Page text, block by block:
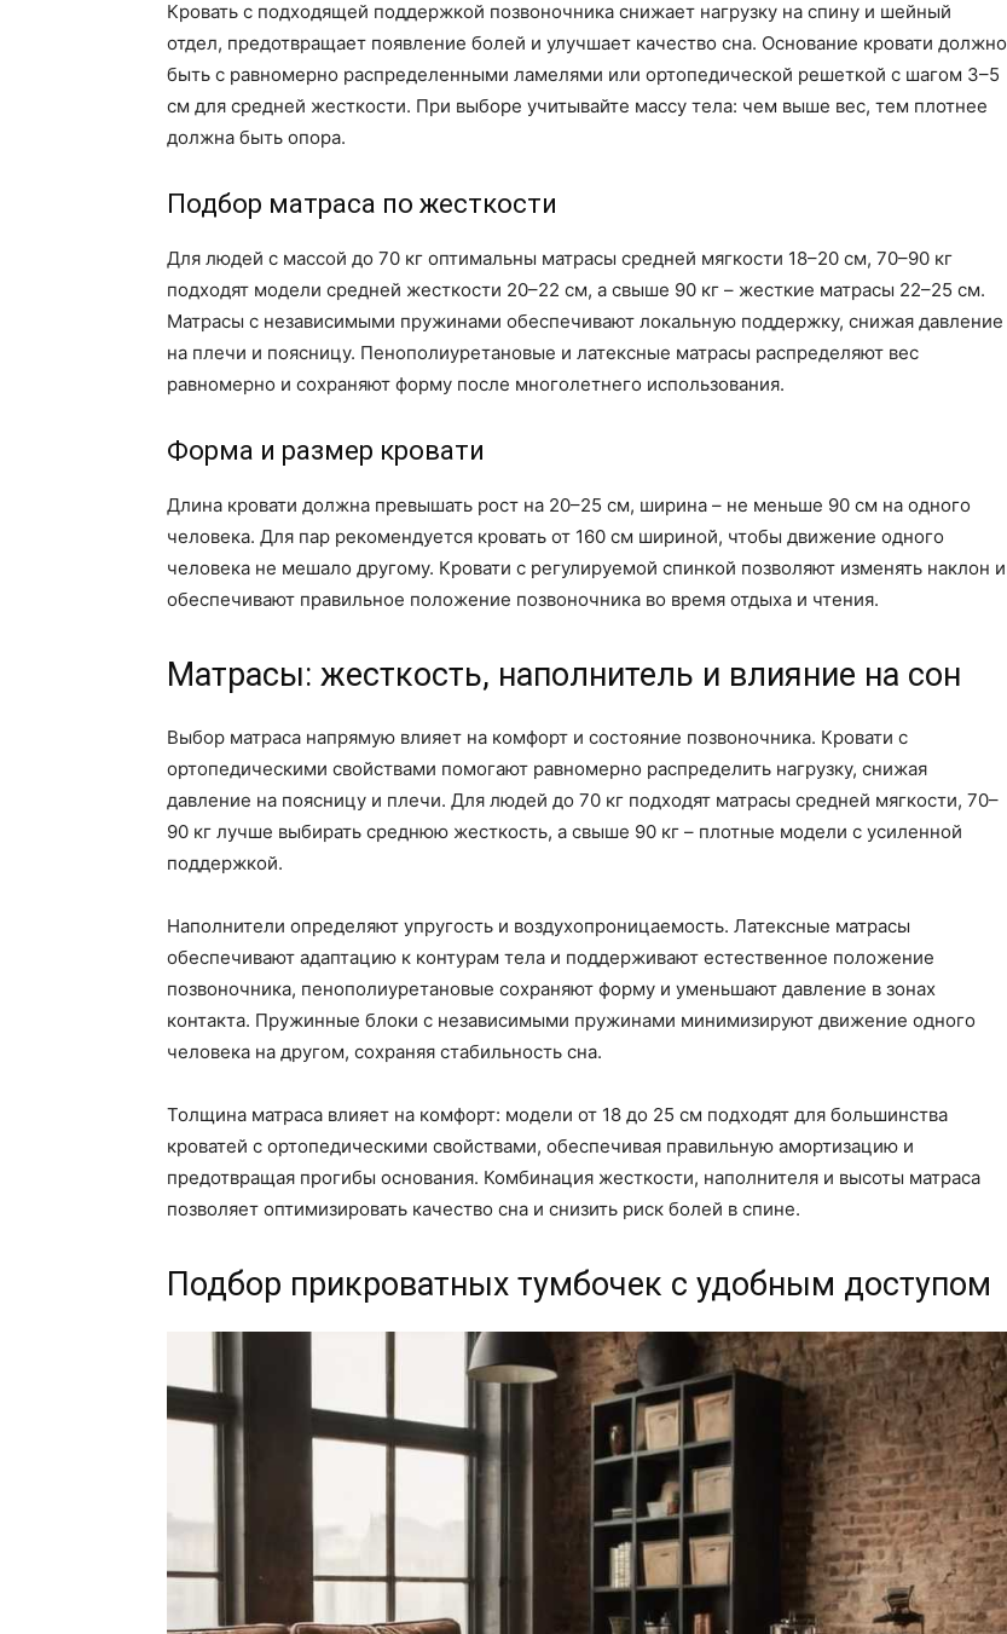
Кровать с подходящей поддержкой позвоночника снижает нагрузку на спину и шейный
отдел, предотвращает появление болей и улучшает качество сна. Основание кровати должно
быть с равномерно распределенными ламелями или ортопедической решеткой с шагом 3–5
см для средней жесткости. При выборе учитывайте массу тела: чем выше вес, тем плотнее
должна быть опора.
Подбор матраса по жесткости
Для людей с массой до 70 кг оптимальны матрасы средней мягкости 18–20 см, 70–90 кг
подходят модели средней жесткости 20–22 см, а свыше 90 кг – жесткие матрасы 22–25 см.
Матрасы с независимыми пружинами обеспечивают локальную поддержку, снижая давление
на плечи и поясницу. Пенополиуретановые и латексные матрасы распределяют вес
равномерно и сохраняют форму после многолетнего использования.
Форма и размер кровати
Длина кровати должна превышать рост на 20–25 см, ширина – не меньше 90 см на одного
человека. Для пар рекомендуется кровать от 160 см шириной, чтобы движение одного
человека не мешало другому. Кровати с регулируемой спинкой позволяют изменять наклон и
обеспечивают правильное положение позвоночника во время отдыха и чтения.
Матрасы: жесткость, наполнитель и влияние на сон
Выбор матраса напрямую влияет на комфорт и состояние позвоночника. Кровати с
ортопедическими свойствами помогают равномерно распределить нагрузку, снижая
давление на поясницу и плечи. Для людей до 70 кг подходят матрасы средней мягкости, 70–
90 кг лучше выбирать среднюю жесткость, а свыше 90 кг – плотные модели с усиленной
поддержкой.
Наполнители определяют упругость и воздухопроницаемость. Латексные матрасы
обеспечивают адаптацию к контурам тела и поддерживают естественное положение
позвоночника, пенополиуретановые сохраняют форму и уменьшают давление в зонах
контакта. Пружинные блоки с независимыми пружинами минимизируют движение одного
человека на другом, сохраняя стабильность сна.
Толщина матраса влияет на комфорт: модели от 18 до 25 см подходят для большинства
кроватей с ортопедическими свойствами, обеспечивая правильную амортизацию и
предотвращая прогибы основания. Комбинация жесткости, наполнителя и высоты матраса
позволяет оптимизировать качество сна и снизить риск болей в спине.
Подбор прикроватных тумбочек с удобным доступом